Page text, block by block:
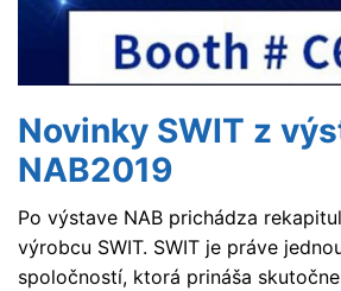
Novinky SWIT z
NAB2019
Po výstave NAB prichádza
výrobcu SWIT. SWIT je práve
spoločností, ktorá prináša